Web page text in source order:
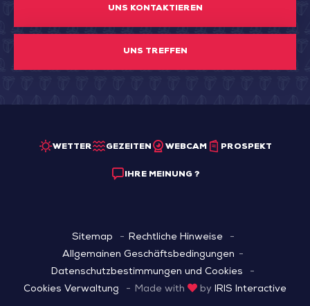
UNS KONTAKTIEREN
UNS TREFFEN
WETTER GEZEITEN WEBCAM PROSPEKT
IHRE MEINUNG ?
Sitemap
Rechtliche Hinweise
Allgemainen Geschäftsbedingungen
Datenschutzbestimmungen und Cookies
Cookies Verwaltung
Made with by IRIS Interactive